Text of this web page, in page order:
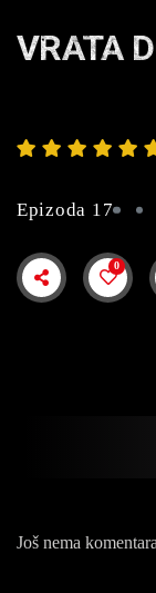
VRATA
Epizoda 17
0
Još nema komentara